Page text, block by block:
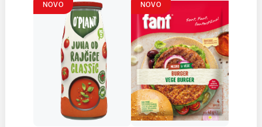
NOVO NOVO